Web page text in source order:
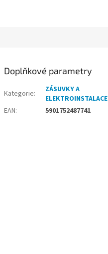
Doplňkové parametry
Kategorie:
ZÁSUVKY A
ELEKTROINSTALACE
EAN: 5901752487741